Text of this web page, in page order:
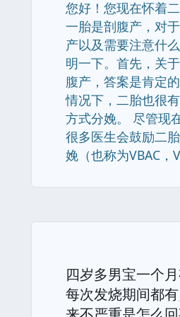
您好！您现在怀着
一胎是剖腹产，对
产以及需要注意什
明一下。首先，关
腹产，答案是肯定
情况下，二胎也很
方式分娩。 尽管现
很多医生会鼓励二
娩（也称为VBAC，
四岁多男宝一个
每次发烧期间都